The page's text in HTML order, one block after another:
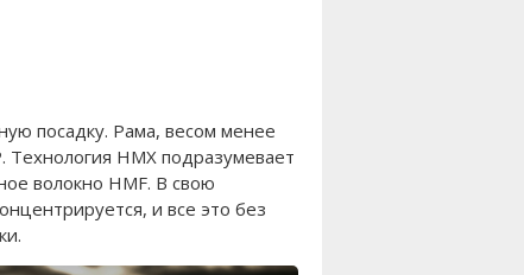
посадку. Рама, весом менее
Технология HMX подразумевает
волокно HMF. В свою
и все это без